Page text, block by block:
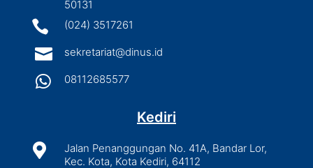
50131
 (024) 3517261
 sekretariat@dinus.id
 08112685577
Kediri

Jalan Penanggungan No. 41A, Bandar Lor,
Kec. Kota, Kota Kediri, 64112